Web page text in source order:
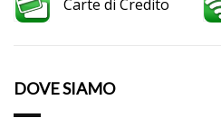
Carte di Credito
DOVE SIAMO